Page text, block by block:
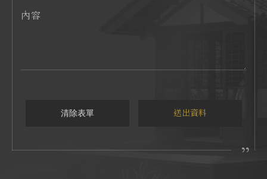
內容
清除表單 送出資料